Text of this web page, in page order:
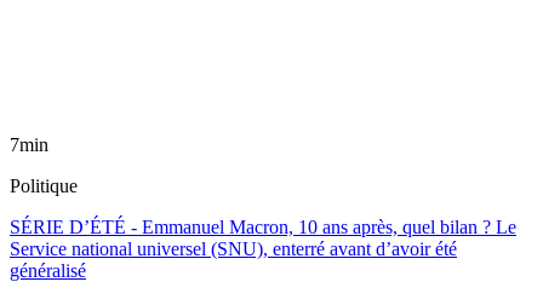
7min
Politique
SÉRIE D’ÉTÉ - Emmanuel Macron, 10 ans après, quel bilan ? Le
Service national universel (SNU), enterré avant d’avoir été
généralisé